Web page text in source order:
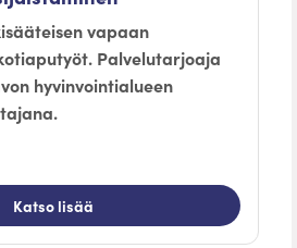
vapaan
Palvelutarjoaja
hyvinvointialueen
Katso lisää